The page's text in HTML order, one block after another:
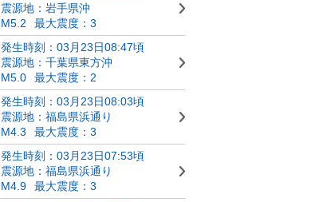
震源地：岩手県沖
M5.2
最大震度：3
発生時刻：03月23日08:47頃
震源地：千葉県東方沖
M5.0
最大震度：2
発生時刻：03月23日08:03頃
震源地：福島県浜通り
M4.3
最大震度：3
発生時刻：03月23日07:53頃
震源地：福島県浜通り
M4.9
最大震度：3